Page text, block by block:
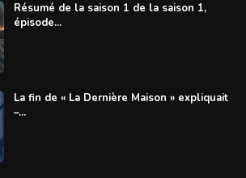
Résumé de la saison 1 de la saison 1,
épisode...
La fin de « La Dernière Maison » expliquait
–...